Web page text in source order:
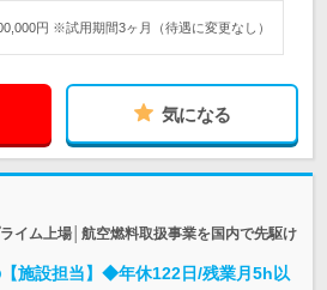
円 ※試用期間3ヶ月（待遇に変更なし）
気になる
イム上場│航空燃料取扱事業を国内で先駆け
施設担当】◆年休122日/残業月5h以